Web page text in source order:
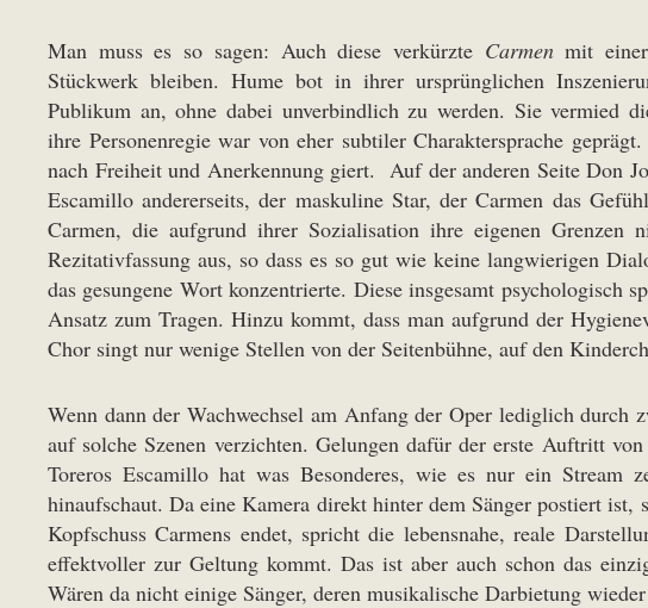
Man muss es so sagen: Auch diese verkürzte Carmenmit einer
Stückwerk bleiben. Hume bot in ihrer ursprünglichen
Publikum an, ohne dabei unverbindlich zu werden. Sie vermied
ihre Personenregie war von eher subtiler Charaktersprache
nach Freiheit und Anerkennung giert. Auf der anderen Seite Don
Escamillo andererseits, der maskuline Star, der Carmen das
Carmen, die aufgrund ihrer Sozialisation ihre eigenen
Rezitativfassung aus, so dass es so gut wie keine langwierigen
das gesungene Wort konzentrierte. Diese insgesamt psychologisch
Ansatz zum Tragen. Hinzu kommt, dass man aufgrund der
Chor singt nur wenige Stellen von der Seitenbühne, auf den
Wenn dann der Wachwechsel am Anfang der Oper lediglich durch
auf solche Szenen verzichten. Gelungen dafür der erste Auftritt
Toreros Escamillo hat was Besonderes, wie es nur ein Stream
hinaufschaut. Da eine Kamera direkt hinter dem Sänger postiert
Kopfschuss Carmens endet, spricht die lebensnahe, reale
effektvoller zur Geltung kommt. Das ist aber auch schon das
Wären da nicht einige Sänger, deren musikalische Darbietung